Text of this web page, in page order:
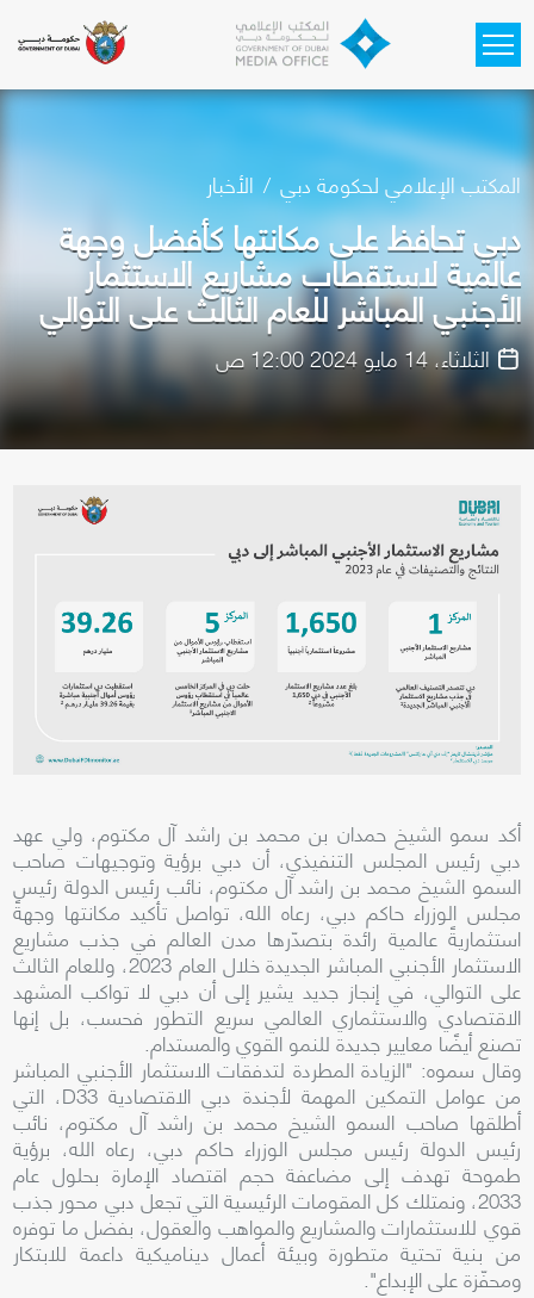
المكتب الإعلامي لحكومة دبي الأخبار
دبي تحافظ على مكانتها كأفضل وجهة
عالمية لاستقطاب مشاريع الاستثمار
الأجنبي المباشر للعام الثالث على التوالي
الثلاثاء، 14 مايو 2024 12:00 ص
أكد سمو الشيخ حمدان بن محمد بن راشد آل مكتوم، ولي عهد
دبي رئيس المجلس التنفيذي، أن دبي برؤية وتوجيهات صاحب
السمو الشيخ محمد بن راشد آل مكتوم، نائب رئيس الدولة رئيس
مجلس الوزراء حاكم دبي، رعاه الله، تواصل تأكيد مكانتها وجهةً
استثماريةً عالمية رائدة بتصدّرها مدن العالم في جذب مشاريع
الاستثمار الأجنبي المباشر الجديدة خلال العام 2023، وللعام الثالث
على التوالي، في إنجاز جديد يشير إلى أن دبي لا تواكب المشهد
الاقتصادي والاستثماري العالمي سريع التطور فحسب، بل إنها
تصنع أيضًا معايير جديدة للنمو القوي والمستدام.
وقال سموه: "الزيادة المطردة لتدفقات الاستثمار الأجنبي المباشر
من عوامل التمكين المهمة لأجندة دبي الاقتصادية D33، التي
أطلقها صاحب السمو الشيخ محمد بن راشد آل مكتوم، نائب
رئيس الدولة رئيس مجلس الوزراء حاكم دبي، رعاه الله، برؤية
طموحة تهدف إلى مضاعفة حجم اقتصاد الإمارة بحلول عام
2033، ونمتلك كل المقومات الرئيسية التي تجعل دبي محور جذب
قوي للاستثمارات والمشاريع والمواهب والعقول، بفضل ما توفره
من بنية تحتية متطورة وبيئة أعمال ديناميكية داعمة للابتكار
ومحفّزة على الإبداع".